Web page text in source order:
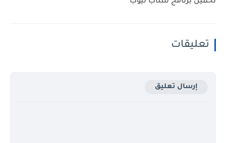
تعليقات
إرسال تعليق